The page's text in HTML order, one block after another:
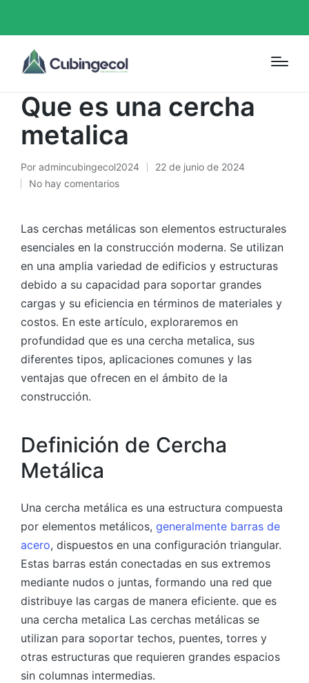
Blog
Que es una cercha
metalica
Por admincubingecol2024
22 de junio de 2024
No hay comentarios
Las cerchas metálicas son elementos estructurales
esenciales en la construcción moderna. Se utilizan
en una amplia variedad de edificios y estructuras
debido a su capacidad para soportar grandes
cargas y su eficiencia en términos de materiales y
costos. En este artículo, exploraremos en
profundidad que es una cercha metalica, sus
diferentes tipos, aplicaciones comunes y las
ventajas que ofrecen en el ámbito de la
construcción.
Definición de Cercha
Metálica
Una cercha metálica es una estructura compuesta
por elementos metálicos, generalmente barras de
acero, dispuestos en una configuración triangular.
Estas barras están conectadas en sus extremos
mediante nudos o juntas, formando una red que
distribuye las cargas de manera eficiente. que es
una cercha metalica Las cerchas metálicas se
utilizan para soportar techos, puentes, torres y
otras estructuras que requieren grandes espacios
sin columnas intermedias.